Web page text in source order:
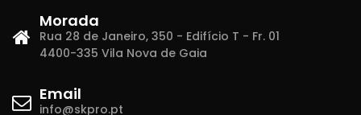
Morada
Rua 28 de Janeiro, 350 - Edifício T - Fr. 01
4400-335 Vila Nova de Gaia
Email
info@skpro.pt